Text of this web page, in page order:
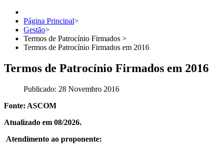
Página Principal>
Gestão>
Termos de Patrocínio Firmados >
Termos de Patrocínio Firmados em 2016
Termos de Patrocínio Firmados em 2016
Publicado: 28 Novembro 2016
Fonte: ASCOM
Atualizado em 08/2026.
Atendimento ao proponente: